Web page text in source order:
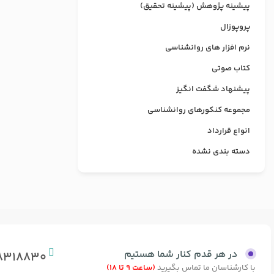
پیشینه پژوهش (پیشینه تحقیق)
پروپوزال
نرم افزار های روانشناسی
کتاب صوتی
پیشنهاد شگفت انگیز
مجموعه کنکورهای روانشناسی
انواع قرارداد
دسته بندی نشده
در هر قدم کنار شما هستیم
با کارشناسان ما تماس بگیرید (ساعت 9 تا 18)